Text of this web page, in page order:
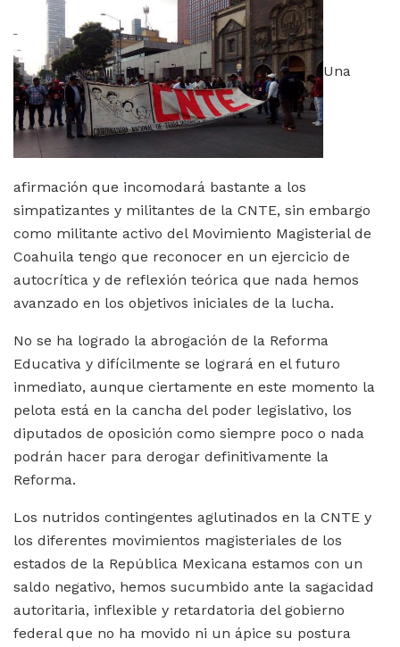
Una
afirmación que incomodará bastante a los
simpatizantes y militantes de la CNTE, sin embargo
como militante activo del Movimiento Magisterial de
Coahuila tengo que reconocer en un ejercicio de
autocrítica y de reflexión teórica que nada hemos
avanzado en los objetivos iniciales de la lucha.
No se ha logrado la abrogación de la Reforma
Educativa y difícilmente se logrará en el futuro
inmediato, aunque ciertamente en este momento la
pelota está en la cancha del poder legislativo, los
diputados de oposición como siempre poco o nada
podrán hacer para derogar definitivamente la
Reforma.
Los nutridos contingentes aglutinados en la CNTE y
los diferentes movimientos magisteriales de los
estados de la República Mexicana estamos con un
saldo negativo, hemos sucumbido ante la sagacidad
autoritaria, inflexible y retardatoria del gobierno
federal que no ha movido ni un ápice su postura